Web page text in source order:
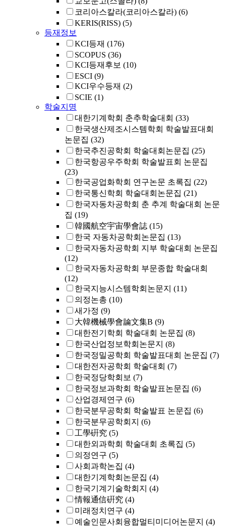
코리아스칼라(코리아스칼라) (6)
KERIS(RISS) (5)
등재정보
KCI등재 (176)
SCOPUS (36)
KCI등재후보 (10)
ESCI (9)
KCI우수등재 (2)
SCIE (1)
학술지명
대한기계학회 춘추학술대회 (33)
한국생산제조시스템학회 학술발표대회
논문집 (32)
한국추진공학회 학술대회논문집 (25)
한국항공우주학회 학술발표회 논문집
(23)
한국공업화학회 연구논문 초록집 (22)
한국통신학회 학술대회논문집 (21)
한국자동차공학회 춘 추계 학술대회 논문
집 (19)
韓國航空宇宙學會誌 (15)
한국 자동차공학회논문집 (13)
한국자동차공학회 지부 학술대회 논문집
(12)
한국자동차공학회 부문종합 학술대회
(12)
한국지능시스템학회논문지 (11)
의정논총 (10)
새가정 (9)
大韓機械學會論文集B (9)
대한전기학회 학술대회 논문집 (8)
한국산업정보학회논문지 (8)
한국정밀공학회 학술발표대회 논문집 (7)
대한전자공학회 학술대회 (7)
한국정당학회보 (7)
한국정보과학회 학술발표논문집 (6)
산업경제연구 (6)
한국분무공학회 학술발표 논문집 (6)
한국분무공학회지 (6)
工學硏究 (5)
대한외과학회 학술대회 초록집 (5)
의정연구 (5)
사회과학논집 (4)
대한기계학회논문집 (4)
한국기계기술학회지 (4)
情報通信硏究 (4)
미래정치연구 (4)
예술인문사회융합멀티미디어논문지 (4)